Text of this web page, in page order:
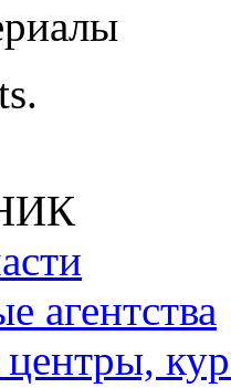
агентства